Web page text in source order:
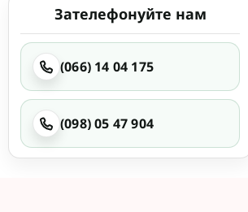
під
Під
Зателефонуйте нам
(066) 14 04 175
(098) 05 47 904